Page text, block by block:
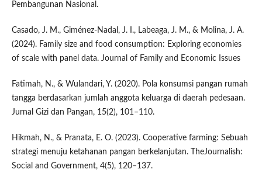
Pembangunan Nasional.
Casado, J. M., Giménez-Nadal, J. I., Labeaga, J. M., & Molina, J. A.
(2024). Family size and food consumption: Exploring economies
of scale with panel data. Journal of Family and Economic Issues
Fatimah, N., & Wulandari, Y. (2020). Pola konsumsi pangan rumah
tangga berdasarkan jumlah anggota keluarga di daerah pedesaan.
Jurnal Gizi dan Pangan, 15(2), 101–110.
Hikmah, N., & Pranata, E. O. (2023). Cooperative farming: Sebuah
strategi menuju ketahanan pangan berkelanjutan. TheJournalish:
Social and Government, 4(5), 120–137.